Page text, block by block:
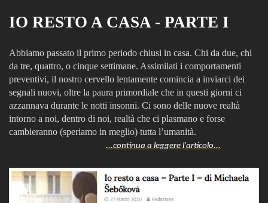
IO RESTO A CASA - PARTE I
Abbiamo passato il primo periodo chiusi in casa. Chi da due, chi
da tre, quattro, o cinque settimane. Assimilati i comportamenti
preventivi, il nostro cervello lentamente comincia a inviarci dei
segnali nuovi, oltre la paura primordiale che in questi giorni ci
azzannava durante le notti insonni. Ci sono delle nuove realtà
intorno a noi, dentro di noi, realtà che ci plasmano e forse
cambieranno (speriamo in meglio) tutta l’umanità.
...continua a leggere l'articolo...